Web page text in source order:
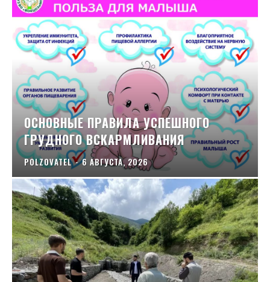
ОСНОВНЫЕ ПРАВИЛА УСПЕШНОГО
ГРУДНОГО ВСКАРМЛИВАНИЯ
POLZOVATEL - 6 АВГУСТА, 2026